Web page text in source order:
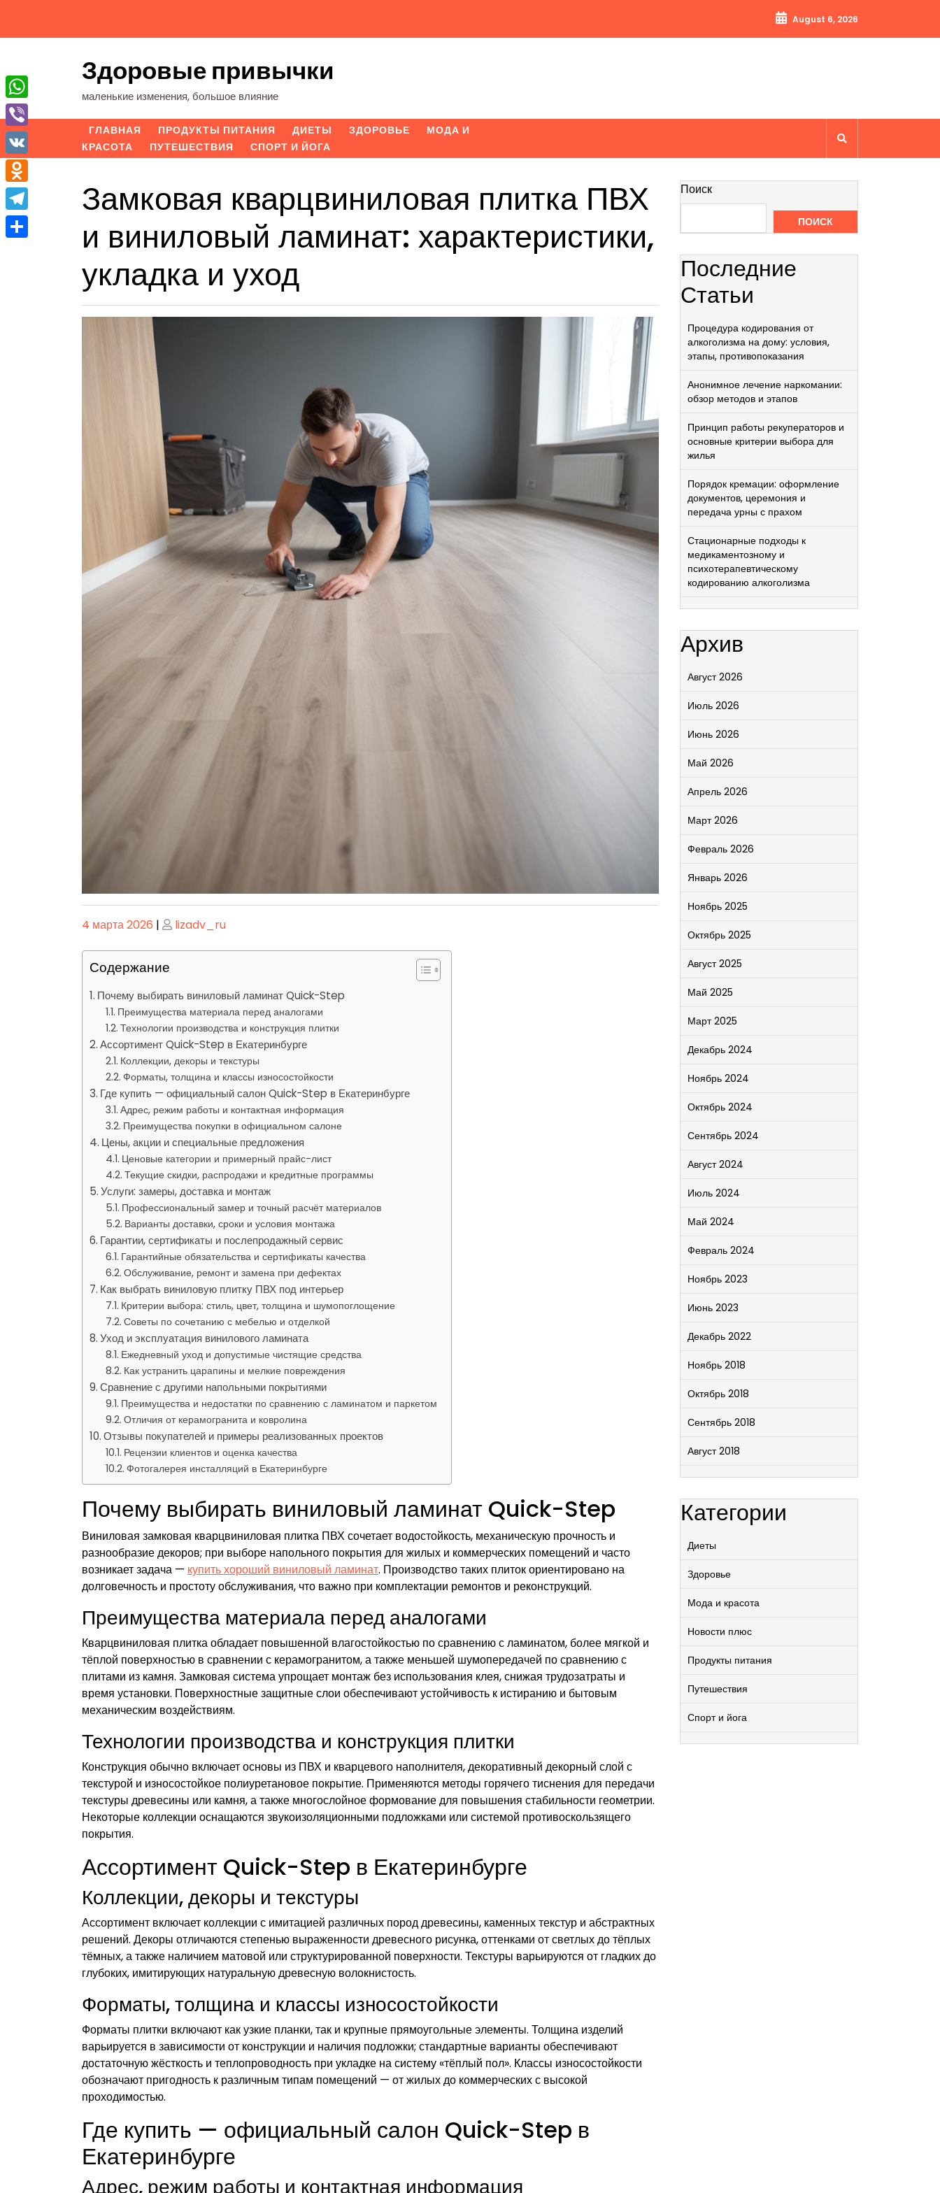
содержимому
August 6, 2026
Здоровые привычки
маленькие изменения, большое влияние
ГЛАВНАЯ ПРОДУКТЫ ПИТАНИЯ ДИЕТЫ ЗДОРОВЬЕ
МОДА И
КРАСОТА
ПУТЕШЕСТВИЯ СПОРТ И ЙОГА
Замковая кварцвиниловая плитка ПВХ
и виниловый ламинат: характеристики,
укладка и уход
Опубликовано
4 марта 2026 | Опубликовано
lizadv_ru
Содержание
Почему выбирать виниловый ламинат Quick-Step
Преимущества материала перед аналогами
Технологии производства и конструкция плитки
Ассортимент Quick-Step в Екатеринбурге
Коллекции, декоры и текстуры
Форматы, толщина и классы износостойкости
Где купить — официальный салон Quick-Step в Екатеринбурге
Адрес, режим работы и контактная информация
Преимущества покупки в официальном салоне
Цены, акции и специальные предложения
Ценовые категории и примерный прайс-лист
Текущие скидки, распродажи и кредитные программы
Услуги: замеры, доставка и монтаж
Профессиональный замер и точный расчёт материалов
Варианты доставки, сроки и условия монтажа
Гарантии, сертификаты и послепродажный сервис
Гарантийные обязательства и сертификаты качества
Обслуживание, ремонт и замена при дефектах
Как выбрать виниловую плитку ПВХ под интерьер
Критерии выбора: стиль, цвет, толщина и шумопоглощение
Советы по сочетанию с мебелью и отделкой
Уход и эксплуатация винилового ламината
Ежедневный уход и допустимые чистящие средства
Как устранить царапины и мелкие повреждения
Сравнение с другими напольными покрытиями
Преимущества и недостатки по сравнению с ламинатом и паркетом
Отличия от керамогранита и ковролина
Отзывы покупателей и примеры реализованных проектов
Рецензии клиентов и оценка качества
Фотогалерея инсталляций в Екатеринбурге
Почему выбирать виниловый ламинат Quick-Step
Виниловая замковая кварцвиниловая плитка ПВХ сочетает водостойкость, механическую прочность и
разнообразие декоров; при выборе напольного покрытия для жилых и коммерческих помещений и часто
возникает задача — купить хороший виниловый ламинат. Производство таких плиток ориентировано на
долговечность и простоту обслуживания, что важно при комплектации ремонтов и реконструкций.
Преимущества материала перед аналогами
Кварцвиниловая плитка обладает повышенной влагостойкостью по сравнению с ламинатом, более мягкой и
тёплой поверхностью в сравнении с керамогранитом, а также меньшей шумопередачей по сравнению с
плитами из камня. Замковая система упрощает монтаж без использования клея, снижая трудозатраты и
время установки. Поверхностные защитные слои обеспечивают устойчивость к истиранию и бытовым
механическим воздействиям.
Технологии производства и конструкция плитки
Конструкция обычно включает основы из ПВХ и кварцевого наполнителя, декоративный декорный слой с
текстурой и износостойкое полиуретановое покрытие. Применяются методы горячего тиснения для передачи
текстуры древесины или камня, а также многослойное формование для повышения стабильности геометрии.
Некоторые коллекции оснащаются звукоизоляционными подложками или системой противоскользящего
покрытия.
Ассортимент Quick-Step в Екатеринбурге
Коллекции, декоры и текстуры
Ассортимент включает коллекции с имитацией различных пород древесины, каменных текстур и абстрактных
решений. Декоры отличаются степенью выраженности древесного рисунка, оттенками от светлых до тёплых
тёмных, а также наличием матовой или структурированной поверхности. Текстуры варьируются от гладких до
глубоких, имитирующих натуральную древесную волокнистость.
Форматы, толщина и классы износостойкости
Форматы плитки включают как узкие планки, так и крупные прямоугольные элементы. Толщина изделий
варьируется в зависимости от конструкции и наличия подложки; стандартные варианты обеспечивают
достаточную жёсткость и теплопроводность при укладке на систему «тёплый пол». Классы износостойкости
обозначают пригодность к различным типам помещений — от жилых до коммерческих с высокой
проходимостью.
Где купить — официальный салон Quick-Step в
Екатеринбурге
Адрес, режим работы и контактная информация
Поиск
ПОИСК
Последние
Статьи
Процедура кодирования от
алкоголизма на дому: условия,
этапы, противопоказания
Анонимное лечение наркомании:
обзор методов и этапов
Принцип работы рекуператоров и
основные критерии выбора для
жилья
Порядок кремации: оформление
документов, церемония и
передача урны с прахом
Стационарные подходы к
медикаментозному и
психотерапевтическому
кодированию алкоголизма
Архив
Август 2026
Июль 2026
Июнь 2026
Май 2026
Апрель 2026
Март 2026
Февраль 2026
Январь 2026
Ноябрь 2025
Октябрь 2025
Август 2025
Май 2025
Март 2025
Декабрь 2024
Ноябрь 2024
Октябрь 2024
Сентябрь 2024
Август 2024
Июль 2024
Май 2024
Февраль 2024
Ноябрь 2023
Июнь 2023
Декабрь 2022
Ноябрь 2018
Октябрь 2018
Сентябрь 2018
Август 2018
Категории
Диеты
Здоровье
Мода и красота
Новости плюс
Продукты питания
Путешествия
Спорт и йога
WhatsApp
Viber
VK
Odnoklassniki
Telegram